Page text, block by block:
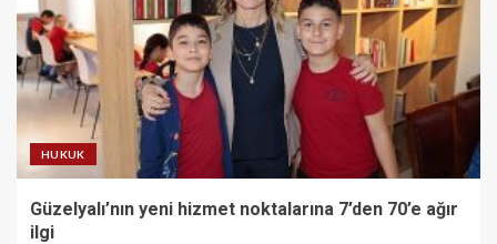
HUKUK
Güzelyalı’nın yeni hizmet noktalarına 7’den 70’e ağır
ilgi